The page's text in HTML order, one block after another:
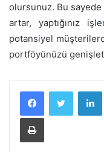
olursunuz. Bu
artar, yaptığınız
potansiyel
portföyünüzü
Yazdır